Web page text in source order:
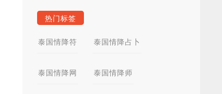
热门标签
泰国情降符 泰国情降占卜
泰国情降网 泰国情降师